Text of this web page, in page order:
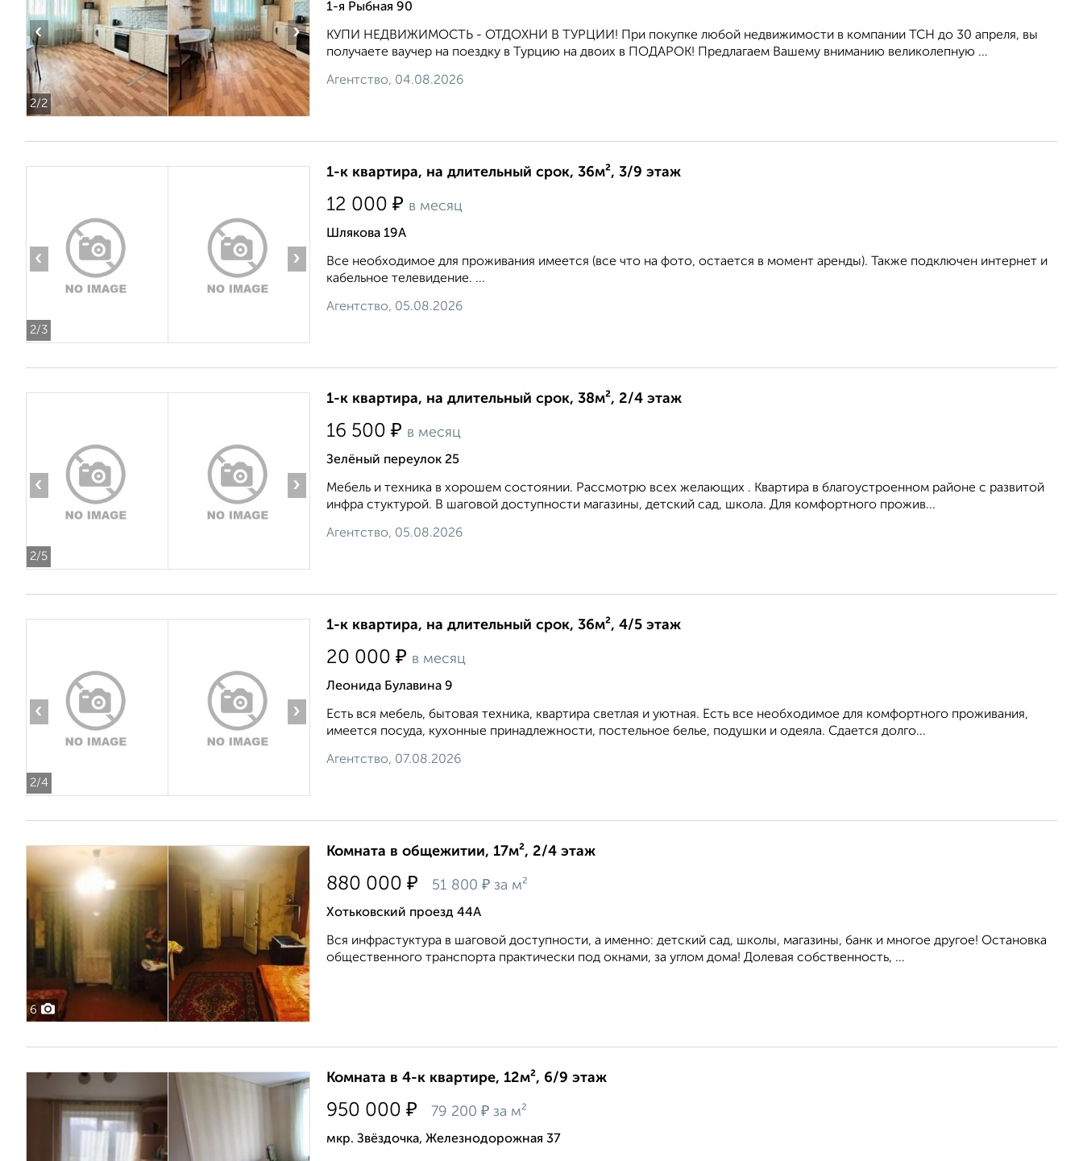
2/2
‹ ›
1-я Рыбная 90
КУПИ НЕДВИЖИМОСТЬ - ОТДОХНИ В ТУРЦИИ! При покупке любой недвижимости в компании ТСН до 30 апреля, вы
получаете ваучер на поездку в Турцию на двоих в ПОДАРОК! Предлагaем Bашему внимaнию великолепную ...
Агентство, 04.08.2026
2/3
‹ ›
1-к квартира, на длительный срок, 36м², 3/9 этаж
12 000 ₽ в месяц
Шлякова 19А
Все необходимое для проживания имеется (все что на фото, остается в момент аренды). Также подключен интернет и
кабельное телевидение. ...
Агентство, 05.08.2026
2/5
‹ ›
1-к квартира, на длительный срок, 38м², 2/4 этаж
16 500 ₽ в месяц
Зелёный переулок 25
Мебель и техника в хорошем состоянии. Рассмотрю всех желающих . Квартира в благоустроенном районе с развитой
инфра стуктурой. В шаговой доступности магазины, детский сад, школа. Для комфортного прожив...
Агентство, 05.08.2026
2/4
‹ ›
1-к квартира, на длительный срок, 36м², 4/5 этаж
20 000 ₽ в месяц
Леонида Булавина 9
Есть вся мебель, бытовая техника, квартира светлая и уютная. Есть все необходимое для комфортного проживания,
имеется посуда, кухонные принадлежности, постельное белье, подушки и одеяла. Сдается долго...
Агентство, 07.08.2026
6
Комната в общежитии, 17м², 2/4 этаж
880 000 ₽ 51 800 ₽ за м²
Хотьковский проезд 44А
Вся инфрастуктура в шаговой доступности, а именно: детский сад, школы, магазины, банк и многое другое! Остановка
общественного транспорта практически под окнами, за углом дома! Долевая собственность, ...
Комната в 4-к квартире, 12м², 6/9 этаж
950 000 ₽ 79 200 ₽ за м²
мкр. Звёздочка, Железнодорожная 37